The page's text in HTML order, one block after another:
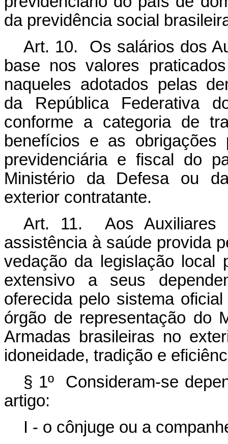
da previdência social
Art. 10. Os salários dos
base nos valores
naqueles adotados pelas
da República Federativa
conforme a categoria de
benefícios e as obrigações
previdenciária e fiscal do
Ministério da Defesa ou
exterior contratante.
Art. 11. Aos Auxiliares
assistência à saúde provida
vedação da legislação local
extensivo a seus
oferecida pelo sistema
órgão de representação do
Armadas brasileiras no
idoneidade, tradição e
§ 1º Consideram-se
artigo:
I - o cônjuge ou a